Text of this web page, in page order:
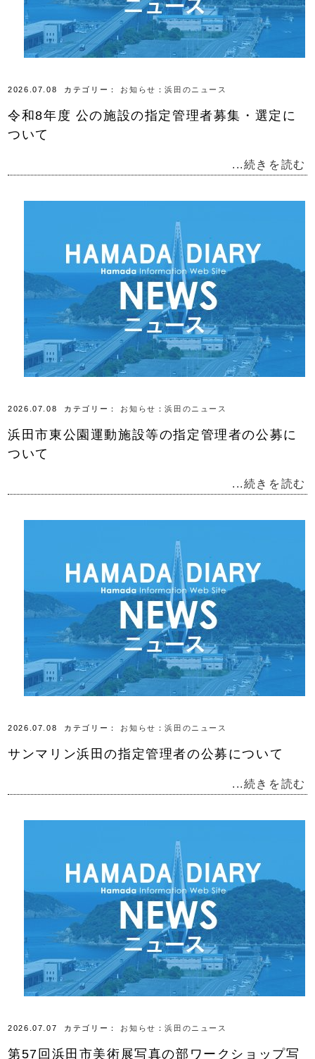
2026.07.08 カテゴリー： お知らせ ：浜田のニュース
令和8年度 公の施設の指定管理者募集・選定に
ついて
...続きを読む
2026.07.08 カテゴリー： お知らせ ：浜田のニュース
浜田市東公園運動施設等の指定管理者の公募に
ついて
...続きを読む
2026.07.08 カテゴリー： お知らせ ：浜田のニュース
サンマリン浜田の指定管理者の公募について
...続きを読む
2026.07.07 カテゴリー： お知らせ ：浜田のニュース
第57回浜田市美術展写真の部ワークショップ写